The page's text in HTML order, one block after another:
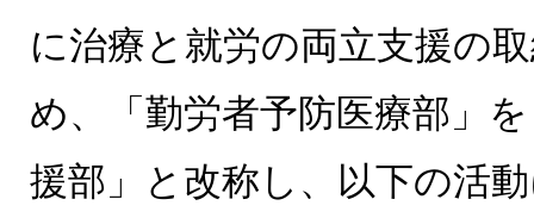
に治療と就労の両立支援の
め、「勤労者予防医療部」
援部」と改称し、以下の活